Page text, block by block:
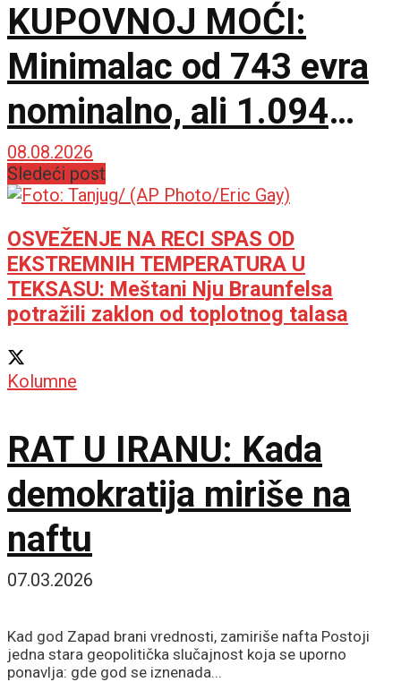
KUPOVNOJ MOĆI:
Minimalac od 743 evra
nominalno, ali 1.094
PPS prema najnovijim
podacima
08.08.2026
Sledeći post
OSVEŽENJE NA RECI SPAS OD
EKSTREMNIH TEMPERATURA U
TEKSASU: Meštani Nju Braunfelsa
potražili zaklon od toplotnog talasa
Kolumne
RAT U IRANU: Kada
demokratija miriše na
naftu
07.03.2026
Kad god Zapad brani vrednosti, zamiriše nafta Postoji
jedna stara geopolitička slučajnost koja se uporno
ponavlja: gde god se iznenada...